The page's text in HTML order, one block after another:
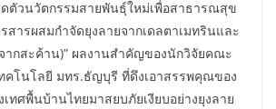
ตัวนวัตกรรมสายพันธุ์ใหม่เพื่อสาธารณสุข
ารผสมกำจัดยุงลายจากเดลตาเมทรินและ
ากสะค้าน)” ผลงานสำคัญของนักวิจัยคณะ
คโนโลยี มทร.ธัญบุรี ที่ดึงเอาสรรพคุณของ
ทศพื้นบ้านไทยมาสยบภัยเงียบอย่างยุงลาย